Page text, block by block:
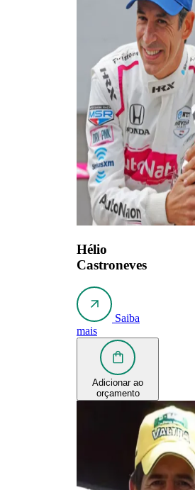
Hélio
Castroneves
Saiba
mais
Adicionar ao
orçamento